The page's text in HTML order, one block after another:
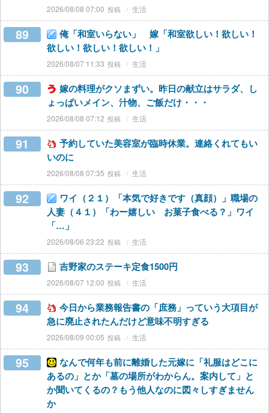
2026/08/08 07:00 生活
89
俺「和室いらない」 嫁「和室欲しい！欲しい！
欲しい！欲しい！欲しい！」
2026/08/07 11:33 生活
90
嫁の料理がクソまずい。昨日の献立はサラダ、し
ょっぱいメイン、汁物、ご飯だけ・・・
2026/08/08 07:12 生活
91
予約していた美容室が臨時休業。連絡くれてもい
いのに
2026/08/08 07:35 生活
92
ワイ（２１）「本気で好きです（真顔）」職場の
人妻（４１）「わー嬉しい お菓子食べる？」ワイ
「…」
2026/08/06 23:22 生活
93 吉野家のステーキ定食1500円
2026/08/07 12:00 生活
94
今日から業務報告書の「庶務」っていう大項目が
急に廃止されたんだけど意味不明すぎる
2026/08/09 00:05 生活
95
なんで何年も前に離婚した元嫁に「礼服はどこに
あるの」とか「墓の場所がわからん。案内して」と
か聞いてくるの？もう他人なのに図々しすぎません
か